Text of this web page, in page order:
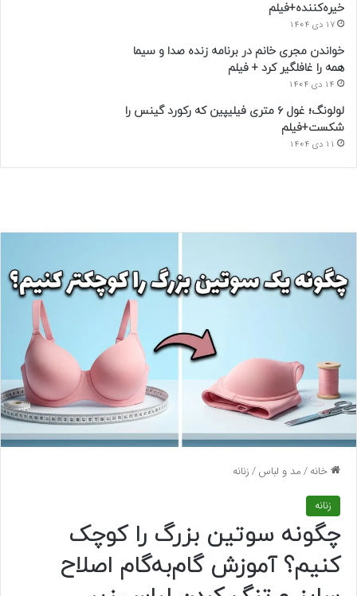
خیره‌کننده+فیلم
17 دی 1404
خواندن مجری خانم در برنامه زنده صدا و سیما
همه را غافلگیر کرد + فیلم
14 دی 1404
لولونگ؛ غول ۶ متری فیلیپین که رکورد گینس را
شکست+فیلم
11 دی 1404